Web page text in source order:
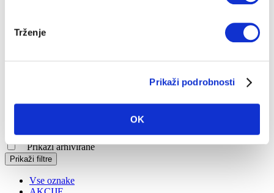
Trženje
Prikaži podrobnosti
OK
ogled starejših dokumentov izberite možnost "prikaži
Prikaži arhivirane
Prikaži filtre
Vse oznake